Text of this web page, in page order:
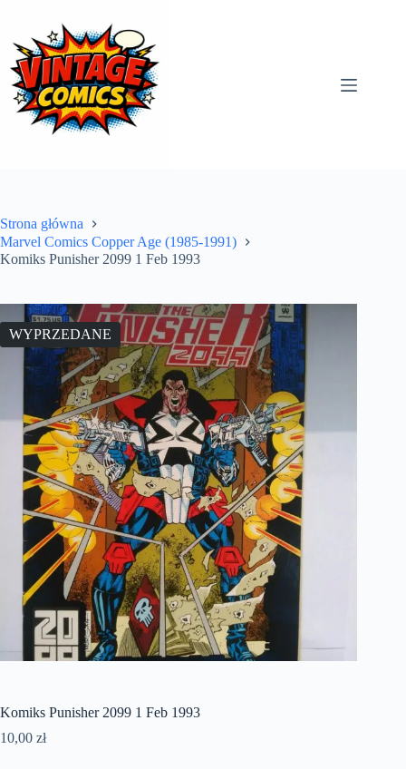
treści
Strona główna
Marvel Comics Copper Age (1985-1991)
Komiks Punisher 2099 1 Feb 1993
WYPRZEDANE
Komiks Punisher 2099 1 Feb 1993
10,00 zł